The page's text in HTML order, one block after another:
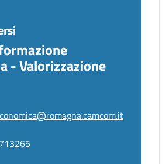
- Valorizzazione